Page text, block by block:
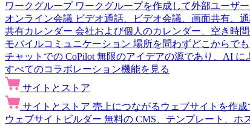
ワークグループ ワークグループを作成して外部ユーザ
オンライン会議 ビデオ通話、ビデオ会議、画面共有、
共有カレンダー 会社および個人のカレンダー、空き時
モバイルコミュニケーション 場所を問わずどこからで
チャットでの CoPilot 無限のアイデアの源であり、AI に
すべてのコラボレーション機能を見る
サイトとストア
サイトとストア 売上につながるウェブサイトを作成
ウェブサイトビルダー 無料の CMS、テンプレート、ホ